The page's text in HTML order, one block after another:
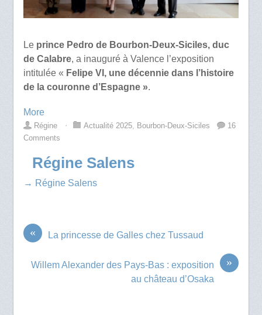
Le prince Pedro de Bourbon-Deux-Siciles, duc
de Calabre, a inauguré à Valence l’exposition
intitulée « Felipe VI, une décennie dans l’histoire
de la couronne d’Espagne ».
More
Régine ⋅ Actualité 2025, Bourbon-Deux-Siciles
16
Comments
Régine Salens
→ Régine Salens
« La princesse de Galles chez Tussaud
»
Willem Alexander des Pays-Bas : exposition
au château d’Osaka